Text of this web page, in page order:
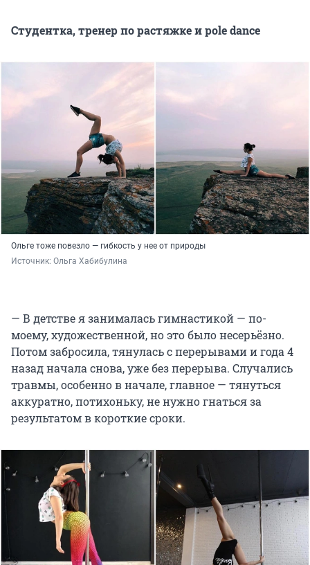
Cтудентка, тренер по растяжке и pole dance
Ольге тоже повезло — гибкость у нее от природы
Источник: Ольга Хабибулина
— В детстве я занималась гимнастикой — по-
моему, художественной, но это было несерьёзно.
Потом забросила, тянулась с перерывами и года 4
назад начала снова, уже без перерыва. Случались
травмы, особенно в начале, главное — тянуться
аккуратно, потихоньку, не нужно гнаться за
результатом в короткие сроки.